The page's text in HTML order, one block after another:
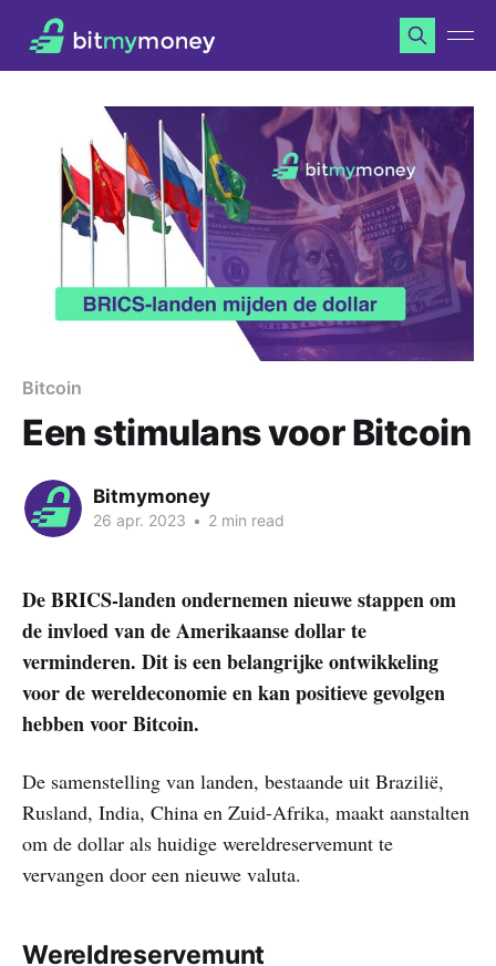
Bitcoin
Een stimulans voor Bitcoin
Bitmymoney
26 apr. 2023 • 2 min read
De BRICS-landen ondernemen nieuwe stappen om
de invloed van de Amerikaanse dollar te
verminderen. Dit is een belangrijke ontwikkeling
voor de wereldeconomie en kan positieve gevolgen
hebben voor Bitcoin.
De samenstelling van landen, bestaande uit Brazilië,
Rusland, India, China en Zuid-Afrika, maakt aanstalten
om de dollar als huidige wereldreservemunt te
vervangen door een nieuwe valuta.
Wereldreservemunt